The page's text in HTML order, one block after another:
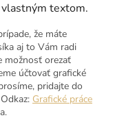
textom.
že máte
aj to Vám radi
možnosť orezať
účtovať grafické
pridajte do
Grafické práce